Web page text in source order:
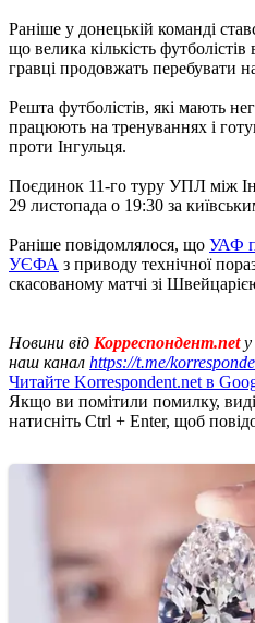
Раніше у донецькій команді
що велика кількість
гравці продовжать перебувати
Решта футболістів, які мають
працюють на тренуваннях і
проти Інгульця.
Поєдинок 11-го туру УПЛ між
29 листопада о 19:30 за
Раніше повідомлялося, що УАФ
УЄФА з приводу технічної
скасованому матчі зі
Новини від Корреспондент.netу
наш канал https://t.me/
Читайте Korrespondent.net в
Якщо ви помітили помилку,
натисніть Ctrl + Enter, щоб